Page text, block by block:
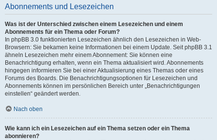
Abonnements und Lesezeichen
Was ist der Unterschied zwischen einem Lesezeichen und einem
Abonnements für ein Thema oder Forum?
In phpBB 3.0 funktionierten Lesezeichen ähnlich den Lesezeichen in Web-
Browsern: Sie bekamen keine Informationen bei einem Update. Seit phpBB 3.1
ähneln Lesezeichen mehr einem Abonnement: Sie können eine
Benachrichtigung erhalten, wenn ein Thema aktualisiert wird. Abonnements
hingegen informieren Sie bei einer Aktualisierung eines Themas oder eines
Forums des Boards. Die Benachrichtigungsoptionen für Lesezeichen und
Abonnements können im persönlichen Bereich unter „Benachrichtigungen
einstellen“ geändert werden.
Nach oben
Wie kann ich ein Lesezeichen auf ein Thema setzen oder ein Thema
abonnieren?